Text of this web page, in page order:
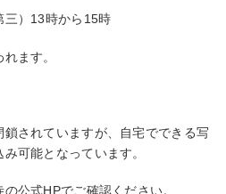
三）13時から15時
ます。
されていますが、自宅でできる写
可能となっています。
公式HPでご確認ください。